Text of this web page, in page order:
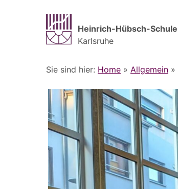
Heinrich-Hübsch-Schule
Karlsruhe
Sie sind hier: Home » Allgemein »